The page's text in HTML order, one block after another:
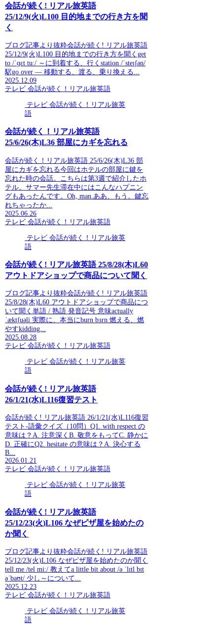
会話が続く! リアル旅英語
25/12/9(火)L100 目的地までの行き方を聞
く
ブログ記事より抜粋会話が続く! リアル旅英語
25/12/9(火)L100 目的地までの行き方を聞くget
to /ˈɡɛt tuː/ ～に到着する、行くstation /ˈsteɪʃən/
駅go over — 移動する、渡る、乗り換える...
2025.12.09
テレビ 会話が続く！リアル旅英語
テレビ 会話が続く！リアル旅英
語
会話が続く！リアル旅英語
25/6/26(木)L36 部屋にカギを忘れる
会話が続く！リアル旅英語 25/6/26(木)L36 部
屋にカギを忘れる今回はホテルの部屋に鍵を
忘れた時の会話。こちらは第3週で紹介したホ
テル。サマー先生滞在中にはこんなハプニン
グもあったんです。Oh, man.ああ、もう。鍵忘
れちゃったか...
2025.06.26
テレビ 会話が続く！リアル旅英語
テレビ 会話が続く！リアル旅英
語
会話が続く! リアル旅英語 25/8/28(木)L60
アウトドアショップで商品について聞く
ブログ記事より抜粋会話が続く! リアル旅英語
25/8/28(木)L60 アウトドアショップで商品につ
いて聞く単語 / 熟語 発音記号 意味actually
ˈæktʃuəli 実際に、本当にburn bɜrn 燃える、燃
やすkidding...
2025.08.28
テレビ 会話が続く！リアル旅英語
テレビ 会話が続く！リアル旅英
語
会話が続く! リアル旅英語
26/1/21(水)L116復習テスト
会話が続く! リアル旅英語 26/1/21(水)L116復習
テスト-語彙クイズ（10問）Q1. with respect の
意味は？A. 注意深くB. 敬意をもってC. 静かに
D. 正確にQ2. hesitate の意味は？A. 決心する
B...
2026.01.21
テレビ 会話が続く！リアル旅英語
テレビ 会話が続く！リアル旅英
語
会話が続く! リアル旅英語
25/12/23(火)L106 なぜピザ屋を始めたの
か聞く
ブログ記事より抜粋会話が続く! リアル旅英語
25/12/23(火)L106 なぜピザ屋を始めたのか聞く
tell me /tel miː/ 教えてa little bit about /ə ˈlɪtl bɪt
əˈbaʊt/ 少し～について...
2025.12.23
テレビ 会話が続く！リアル旅英語
テレビ 会話が続く！リアル旅英
語